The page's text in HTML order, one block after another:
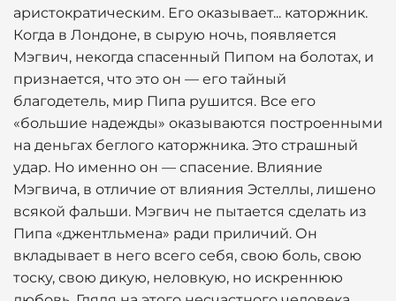
аристократическим. Его оказывает... каторжник.
Когда в Лондоне, в сырую ночь, появляется
Мэгвич, некогда спасенный Пипом на болотах, и
признается, что это он — его тайный
благодетель, мир Пипа рушится. Все его
«большие надежды» оказываются построенными
на деньгах беглого каторжника. Это страшный
удар. Но именно он — спасение. Влияние
Мэгвича, в отличие от влияния Эстеллы, лишено
всякой фальши. Мэгвич не пытается сделать из
Пипа «джентльмена» ради приличий. Он
вкладывает в него всего себя, свою боль, свою
тоску, свою дикую, неловкую, но искреннюю